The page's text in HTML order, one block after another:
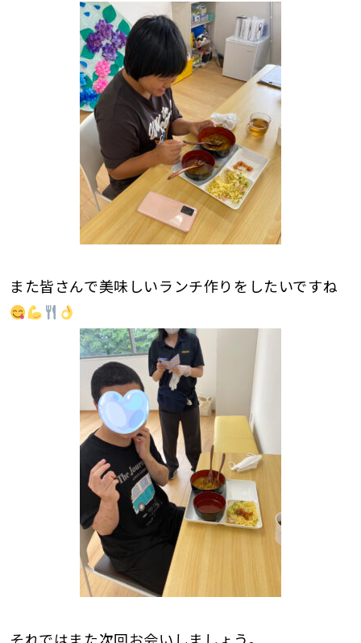
また皆さんで美味しいランチ作りをしたいですね